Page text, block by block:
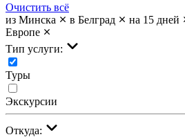
Очистить всё
из Минска
в Белград на 15 дней
Европе
Тип услуги:
Туры
Экскурсии
Откуда: